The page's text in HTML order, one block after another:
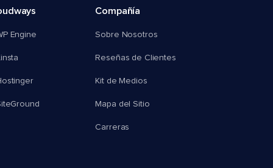
Engine
Compañía
Sobre Nosotros
Reseñas de Clientes
Kit de Medios
Mapa del Sitio
Carreras